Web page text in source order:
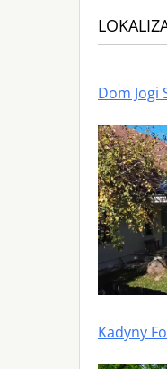
Dom Jogi
Kadyny